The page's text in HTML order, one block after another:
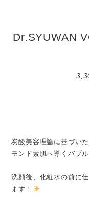
Dr.SYUWAN
炭酸美容理論に基づいた
モンド素肌へ導くバブル
洗顔後、化粧水の前に
ます！